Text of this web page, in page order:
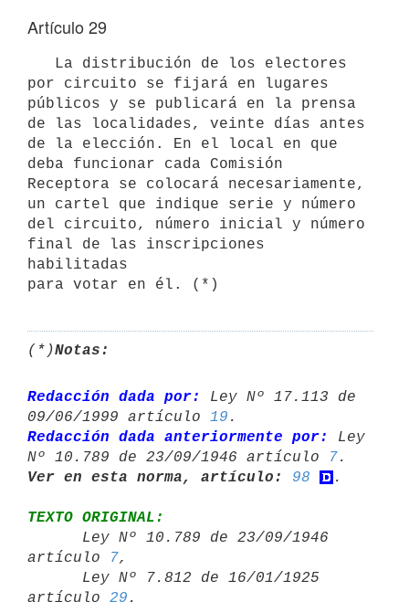
Artículo 29
por circuito se fijará en lugares
públicos y se publicará en la prensa
de las localidades, veinte días antes
de la elección. En el local en que
deba funcionar cada Comisión
Receptora se colocará necesariamente,
un cartel que indique serie y número
del circuito, número inicial y número
final de las inscripciones
habilitadas
para votar en él. (*)
(*)Notas:
Redacción dada por:
Ley Nº 17.113 de
09/06/1999 artículo 19
Redacción dada anteriormente por:
Ley
Nº 10.789 de 23/09/1946 artículo
7
Ver en esta norma, artículo:
98
TEXTO ORIGINAL:
artículo
7,
artículo 29